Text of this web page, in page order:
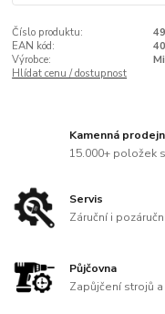
Číslo produktu:
EAN kód:
Výrobce:
Hlídat cenu / dostupnost
Kamenná
15.000+ položek
Servis
Záruční i
Půjčovna
Zapůjčení strojů a